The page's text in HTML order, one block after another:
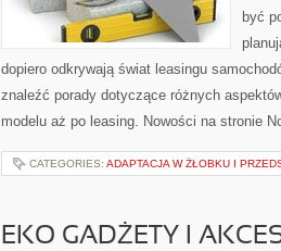
być
dopiero odkrywają świat leasingu
znaleźć porady dotyczące różnych
modelu aż po leasing. Nowości na stronie
CATEGORIES: ADAPTACJA W ŻŁOBKU I
EKO GADŻETY I